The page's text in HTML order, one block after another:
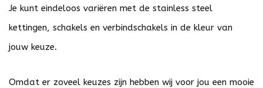
Je kunt eindeloos variëren met de stainless steel
kettingen, schakels en verbindschakels in de kleur van
jouw keuze.
Omdat er zoveel keuzes zijn hebben wij voor jou een mooie